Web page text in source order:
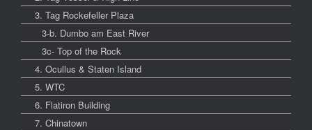
3. Tag Rockefeller Plaza
3-b. Dumbo am East River
3c- Top of the Rock
4. Ocullus & Staten Island
5. WTC
6. Flatiron Building
7. Chinatown